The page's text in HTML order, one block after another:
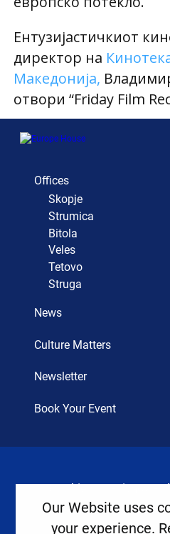
Ентузијастичкиот
директор на
Македонија,
отвори “Friday Film
Offices
Skopje
Strumica
Bitola
Veles
Tetovo
Struga
News
Culture Matters
Newsletter
Book Your Event
Copyright ©2026
Cookies Privacy
Our Website uses
your experience.